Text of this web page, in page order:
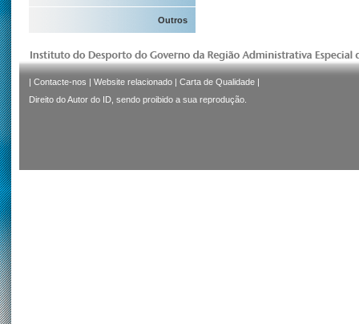
Outros
| Contacte-nos | Website relacionado | Carta de Qualidade |
Direito do Autor do ID, sendo proibido a sua reprodução.